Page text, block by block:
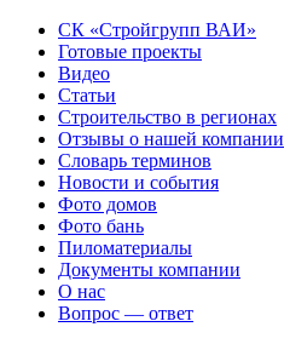
СК «Стройгрупп ВАИ»
Готовые проекты
Видео
Статьи
Строительство в регионах
Отзывы о нашей компании
Словарь терминов
Новости и события
Фото домов
Фото бань
Пиломатериалы
Документы компании
О нас
Вопрос — ответ